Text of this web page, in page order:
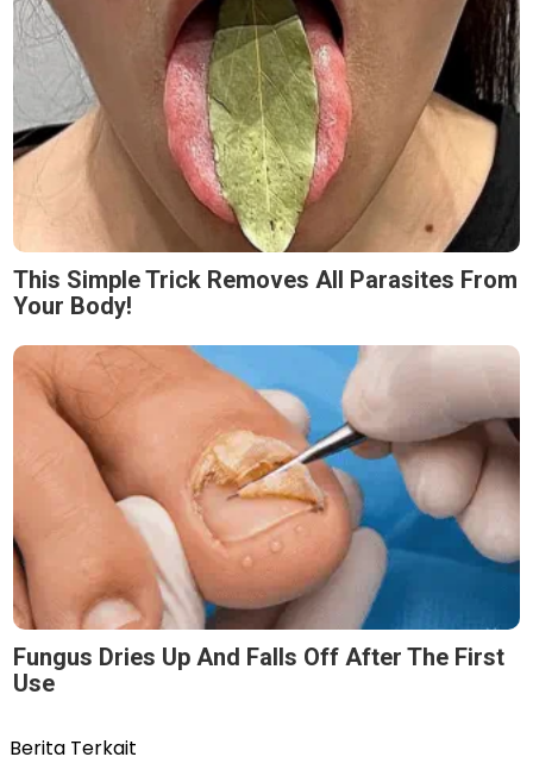
This Simple Trick Removes All Parasites From
Your Body!
Fungus Dries Up And Falls Off After The First
Use
Berita Terkait